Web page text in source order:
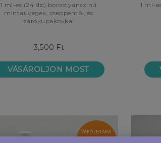
1 ml-es (24 db) borostyánszínű
mintaüvegek, cseppentő- és
zárókupakokkal
3,500 Ft
VÁSÁROLJON MOST
1 ml-
VÁRÓLISTÁRA